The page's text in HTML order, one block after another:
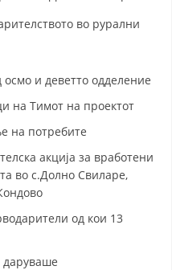
во рурални
и деветто одделение
на Тимот на проектот
на потребите
акција за вработени
во с.Долно Свиларе,
од кои 13
даруваше